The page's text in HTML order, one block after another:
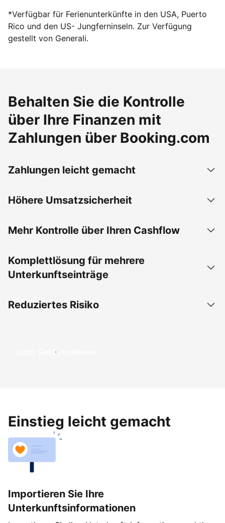
*Verfügbar für Ferienunterkünfte in den USA, Puerto
Rico und den US- Jungferninseln. Zur Verfügung
gestellt von Generali.
Behalten Sie die Kontrolle
über Ihre Finanzen mit
Zahlungen über Booking.com
Zahlungen leicht gemacht
Höhere Umsatzsicherheit
Mehr Kontrolle über Ihren Cashflow
Komplettlösung für mehrere
Unterkunftseinträge
Reduziertes Risiko
Jetzt Geld verdienen
Einstieg leicht gemacht
Importieren Sie Ihre
Unterkunftsinformationen